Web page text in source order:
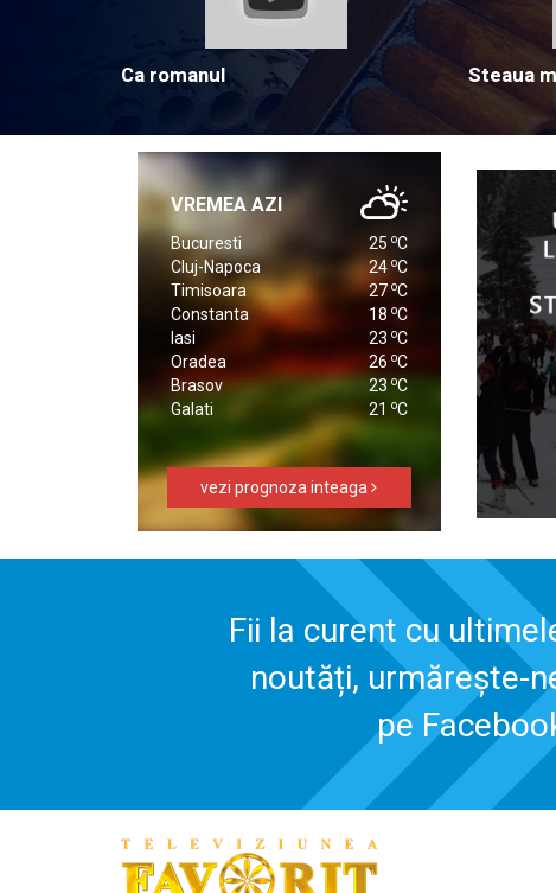
Ca romanul Steaua
VREMEA AZI
Bucuresti 25 oC
Cluj-Napoca
24 oC
Timisoara
27oC
Constanta
18 oC
Iasi
23 oC
Oradea
26 oC
Brasov
23 oC
Galati
21 oC
vezi prognoza inteaga
Fii la curent cu
noutăți, urmărește-
pe